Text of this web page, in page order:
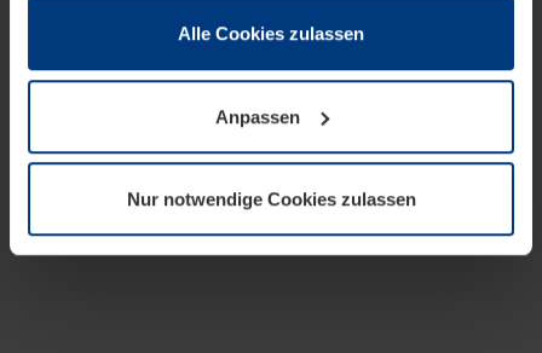
wenn diese für den Betrieb dieser Seite unbedingt
notwendig sind. Für alle anderen Cookie-Typen benötigen
wir Ihre Erlaubnis. Ihre Einwilligung können Sie jederzeit
Datenschutzerklärungunserer Website ändern oder
widerrufen.
Alle Cookies zulassen
Anpassen
Nur notwendige Cookies zulassen